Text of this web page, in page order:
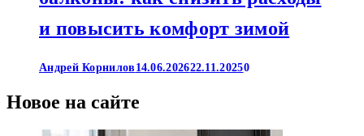
и повысить комфорт зимой
Андрей Корнилов 14.06.202622.11.20250
Новое на сайте